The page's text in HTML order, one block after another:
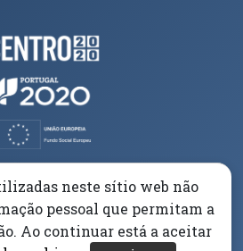
(abre em nova janela)
neste sítio web não
pessoal que permitam a
Ao continuar está a aceitar